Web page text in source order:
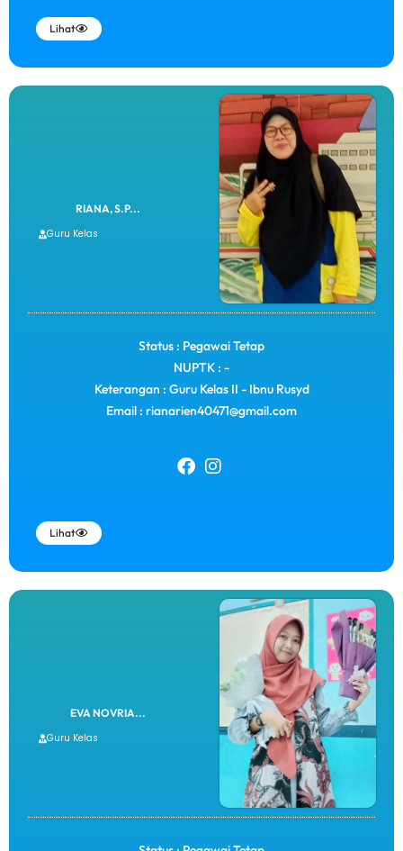
Lihat
RIANA, S.P...
Guru Kelas
Status : Pegawai Tetap
NUPTK : -
Keterangan : Guru Kelas II - Ibnu Rusyd
Email : rianarien40471@gmail.com
Lihat
EVA NOVRIA...
Guru Kelas